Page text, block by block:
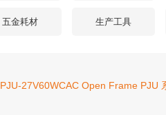
五金耗材 生产工具
PJU-27V60WCAC Open Frame PJU